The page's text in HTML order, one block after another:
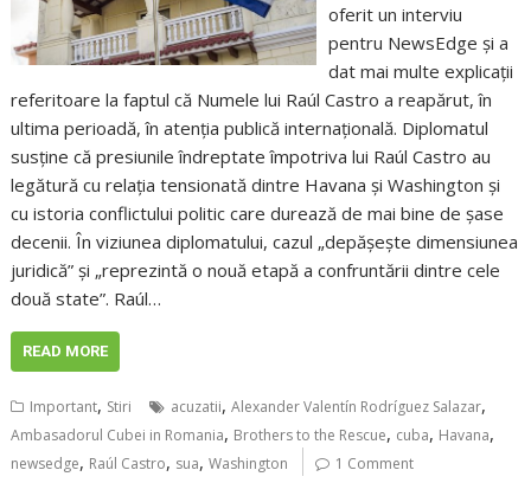
oferit un interviu
pentru NewsEdge și a
dat mai multe explicații
referitoare la faptul că Numele lui Raúl Castro a reapărut, în
ultima perioadă, în atenția publică internațională. Diplomatul
susține că presiunile îndreptate împotriva lui Raúl Castro au
legătură cu relația tensionată dintre Havana și Washington și
cu istoria conflictului politic care durează de mai bine de șase
decenii. În viziunea diplomatului, cazul „depășește dimensiunea
juridică” și „reprezintă o nouă etapă a confruntării dintre cele
două state”. Raúl…
READ MORE
Important, Stiri acuzatii,Alexander Valentín Rodríguez Salazar,
Ambasadorul Cubei in Romania, Brothers to the Rescue, cuba, Havana,
newsedge, Raúl Castro, sua,Washington 1 Comment